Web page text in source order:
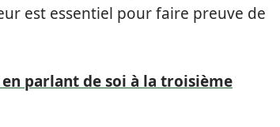
est essentiel pour faire preuve de
parlant de soi à la troisième